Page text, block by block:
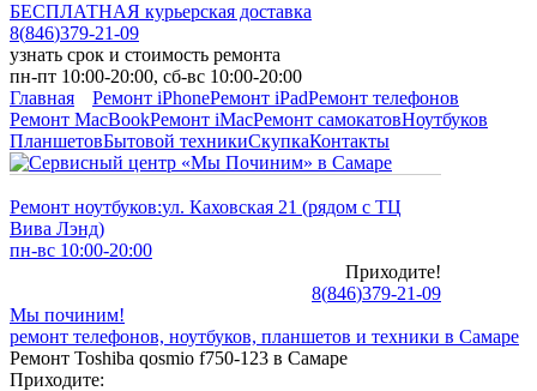
БЕСПЛАТНАЯ курьерская доставка
8(846)379-21-09
узнать срок и стоимость ремонта
пн-пт 10:00-20:00, сб-вс 10:00-20:00
Главная
Ремонт iPhoneРемонт iPadРемонт телефонов
Ремонт MacBookРемонт iMacРемонт самокатовНоутбуков
ПланшетовБытовой техникиСкупкаКонтакты
Ремонт ноутбуков:ул. Каховская 21 (рядом с ТЦ
Вива Лэнд)
пн-вс 10:00-20:00
Приходите!
8(846)379-21-09
Мы починим!
ремонт телефонов, ноутбуков, планшетов и техники в Самаре
Ремонт Toshiba qosmio f750-123 в Самаре
Приходите: